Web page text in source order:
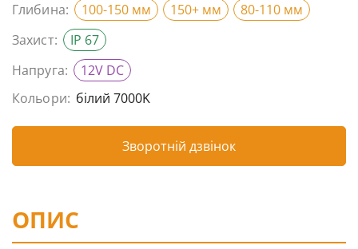
Глибина:
100-150 мм 150+ мм
80-110 мм
Захист:
IP 67
Напруга:
12V DC
Кольори: білий 7000K
Зворотній дзвінок
ОПИС